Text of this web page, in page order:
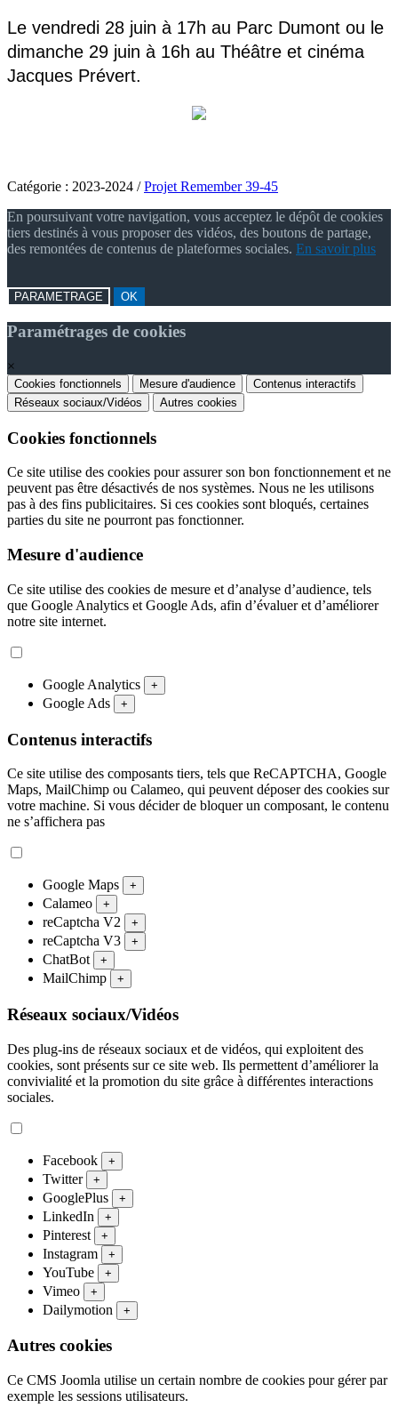
Le vendredi 28 juin à 17h au Parc Dumont ou le
dimanche 29 juin à 16h au Théâtre et cinéma
Jacques Prévert.
Catégorie : 2023-2024 /Projet Remember 39-45
En poursuivant votre navigation, vous acceptez le dépôt de cookies
tiers destinés à vous proposer des vidéos, des boutons de partage,
des remontées de contenus de plateformes sociales. En savoir plus
PARAMETRAGE OK
Paramétrages de cookies
×
Cookies fonctionnels Mesure d'audience
Contenus interactifs
Réseaux sociaux/Vidéos
Autres cookies
Cookies fonctionnels
Ce site utilise des cookies pour assurer son bon fonctionnement et ne
peuvent pas être désactivés de nos systèmes. Nous ne les utilisons
pas à des fins publicitaires. Si ces cookies sont bloqués, certaines
parties du site ne pourront pas fonctionner.
Mesure d'audience
Ce site utilise des cookies de mesure et d’analyse d’audience, tels
que Google Analytics et Google Ads, afin d’évaluer et d’améliorer
notre site internet.
Google Analytics +
Google Ads +
Contenus interactifs
Ce site utilise des composants tiers, tels que ReCAPTCHA, Google
Maps, MailChimp ou Calameo, qui peuvent déposer des cookies sur
votre machine. Si vous décider de bloquer un composant, le contenu
ne s’affichera pas
Google Maps +
Calameo +
reCaptcha V2 +
reCaptcha V3 +
ChatBot +
MailChimp +
Réseaux sociaux/Vidéos
Des plug-ins de réseaux sociaux et de vidéos, qui exploitent des
cookies, sont présents sur ce site web. Ils permettent d’améliorer la
convivialité et la promotion du site grâce à différentes interactions
sociales.
Facebook +
Twitter +
GooglePlus +
LinkedIn +
Pinterest +
Instagram +
YouTube +
Vimeo +
Dailymotion +
Autres cookies
Ce CMS Joomla utilise un certain nombre de cookies pour gérer par
exemple les sessions utilisateurs.